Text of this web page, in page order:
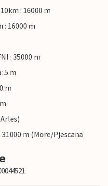
: 16000 m
: 16000 m
: 35000 m
5 m
m
m (More/Pjescana